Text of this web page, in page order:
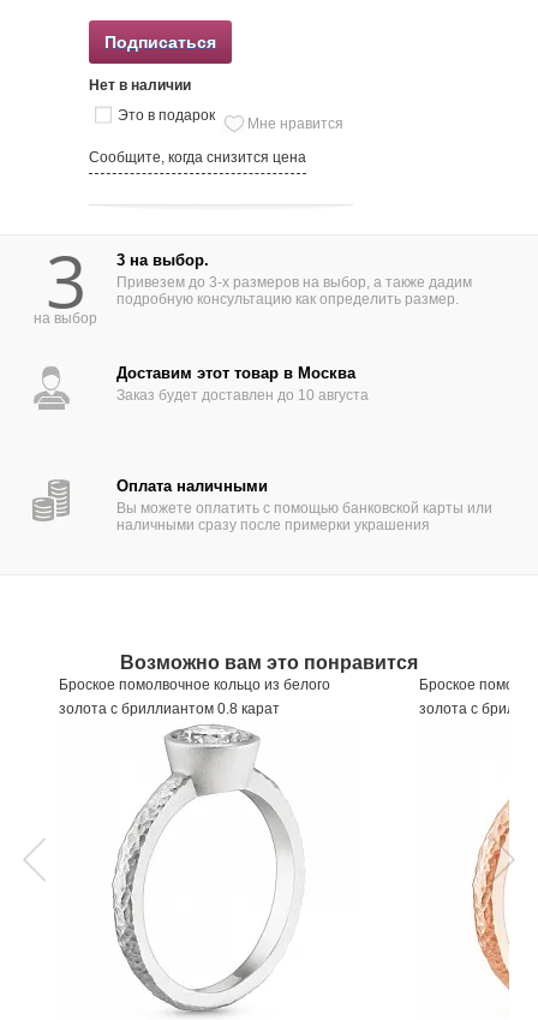
Подписаться
Нет в наличии
Мне нравится
Это в подарок
Сообщите, когда снизится цена
3
на выбор
3 на выбор.
Привезем до 3-х размеров на выбор, а также дадим
подробную консультацию как определить размер.
Доставим этот товар в Москва
Заказ будет доставлен до 10 августа
Оплата наличными
Вы можете оплатить с помощью банковской карты или
наличными сразу после примерки украшения
Возможно вам это понравится
Броское помолвочное кольцо из белого
золота с бриллиантом 0.8 карат
Броское
золота с